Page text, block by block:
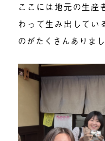
ここには地元の生産
わって生み出してい
のがたくさんありまし